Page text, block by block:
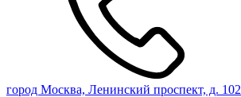
город Москва, Ленинский проспект, д. 102